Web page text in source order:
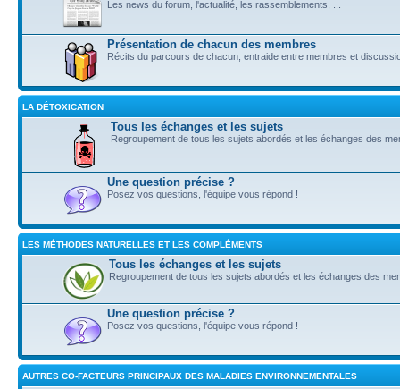
Les news du forum, l'actualité, les rassemblements, ...
Présentation de chacun des membres
Récits du parcours de chacun, entraide entre membres et
LA DÉTOXICATION
Tous les échanges et les sujets
Regroupement de tous les sujets abordés et les échanges des
Une question précise ?
Posez vos questions, l'équipe vous répond !
LES MÉTHODES NATURELLES ET LES COMPLÉMENTS
Tous les échanges et les sujets
Regroupement de tous les sujets abordés et les échanges des
Une question précise ?
Posez vos questions, l'équipe vous répond !
AUTRES CO-FACTEURS PRINCIPAUX DES MALADIES ENVIRONNEMENTALES